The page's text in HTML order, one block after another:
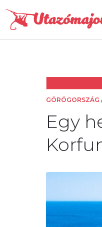
GÖRÖGORSZÁG
Egy